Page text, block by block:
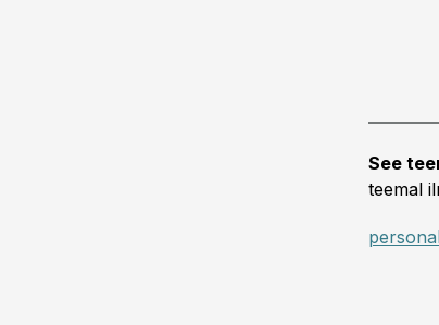
See
teemal